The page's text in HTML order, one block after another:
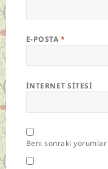
E-POSTA *
İNTERNET SITESI
Beni sonraki